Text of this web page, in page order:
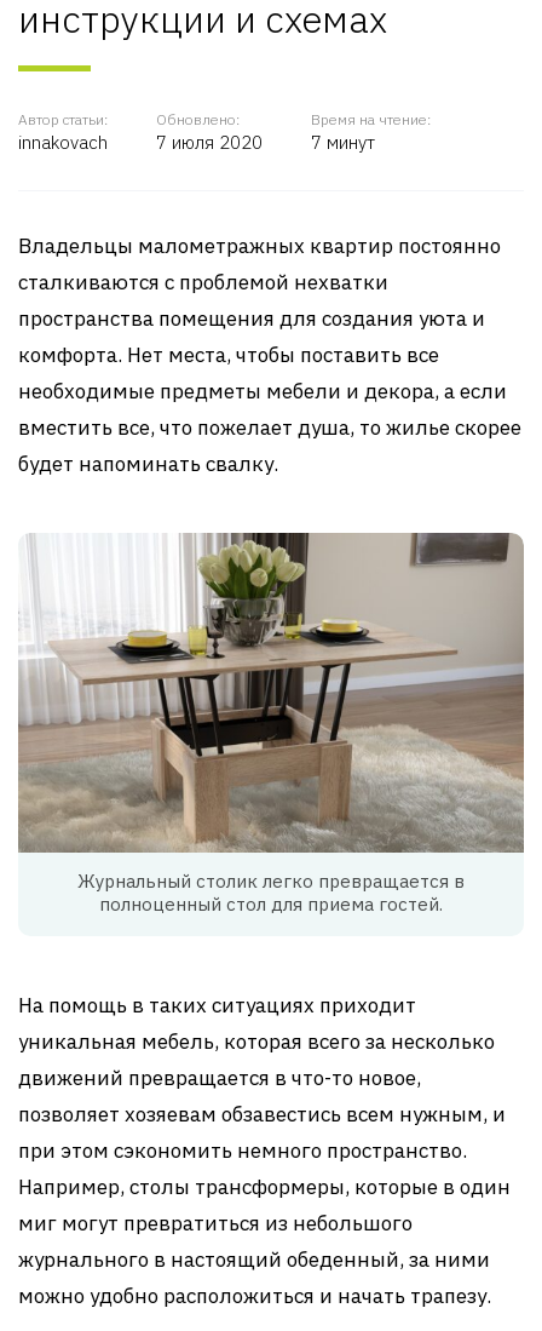
инструкции и схемах
Автор статьи:
innakovach
Обновлено:
7 июля 2020
Время на чтение:
7 минут
Владельцы малометражных квартир постоянно
сталкиваются с проблемой нехватки
пространства помещения для создания уюта и
комфорта. Нет места, чтобы поставить все
необходимые предметы мебели и декора, а если
вместить все, что пожелает душа, то жилье скорее
будет напоминать свалку.
Журнальный столик легко превращается в
полноценный стол для приема гостей.
На помощь в таких ситуациях приходит
уникальная мебель, которая всего за несколько
движений превращается в что-то новое,
позволяет хозяевам обзавестись всем нужным, и
при этом сэкономить немного пространство.
Например, столы трансформеры, которые в один
миг могут превратиться из небольшого
журнального в настоящий обеденный, за ними
можно удобно расположиться и начать трапезу.